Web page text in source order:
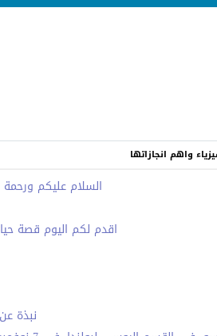
واهم انجازاتها
السلام عليكم ورحمة
اقدم لكم اليوم قصة
نبذة